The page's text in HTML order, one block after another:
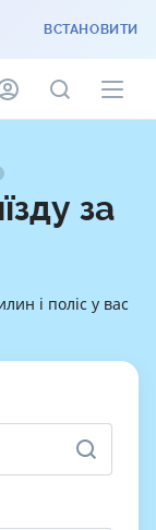
ВСТАНОВИТИ
за
і поліс у вас